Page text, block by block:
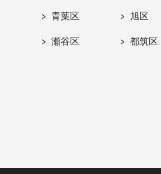
青葉区 旭区
瀬谷区 都筑区